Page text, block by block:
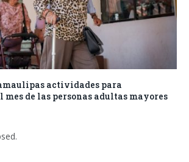
actividades para
mes de las personas adultas mayores